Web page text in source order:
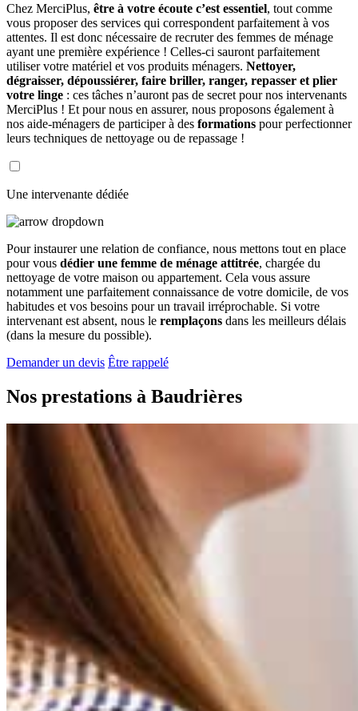
Chez MerciPlus, être à votre écoute c’est essentiel, tout comme
vous proposer des services qui correspondent parfaitement à vos
attentes. Il est donc nécessaire de recruter des femmes de ménage
ayant une première expérience ! Celles-ci sauront parfaitement
utiliser votre matériel et vos produits ménagers. Nettoyer,
dégraisser, dépoussiérer, faire briller, ranger, repasser et plier
votre linge : ces tâches n’auront pas de secret pour nos intervenants
MerciPlus ! Et pour nous en assurer, nous proposons également à
nos aide-ménagers de participer à des formations pour perfectionner
leurs techniques de nettoyage ou de repassage !
Une intervenante dédiée
Pour instaurer une relation de confiance, nous mettons tout en place
pour vous dédier une femme de ménage attitrée, chargée du
nettoyage de votre maison ou appartement. Cela vous assure
notamment une parfaitement connaissance de votre domicile, de vos
habitudes et vos besoins pour un travail irréprochable. Si votre
intervenant est absent, nous le remplaçons dans les meilleurs délais
(dans la mesure du possible).
Demander un devis Être rappelé
Nos prestations à Baudrières